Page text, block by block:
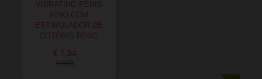
VIBRATING PENIS
RING COM
ESTIMULADOR DE
CLITÓRIS ROXO
€ 7,54
€ 9,08